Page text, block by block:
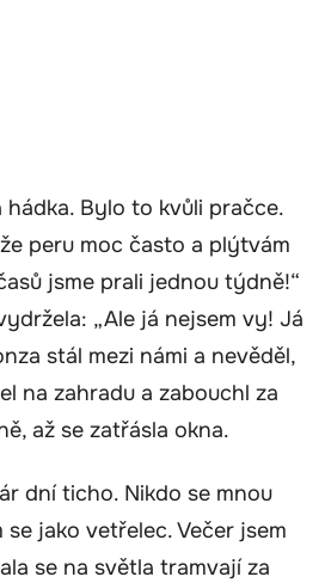
Bylo to kvůli pračce.
peru moc často a plýtvám
jsme prali jednou týdně!“
„Ale já nejsem vy! Já
stál mezi námi a nevěděl,
na zahradu a zabouchl za
až se zatřásla okna.
dní ticho. Nikdo se mnou
se jako vetřelec. Večer jsem
se na světla tramvají za